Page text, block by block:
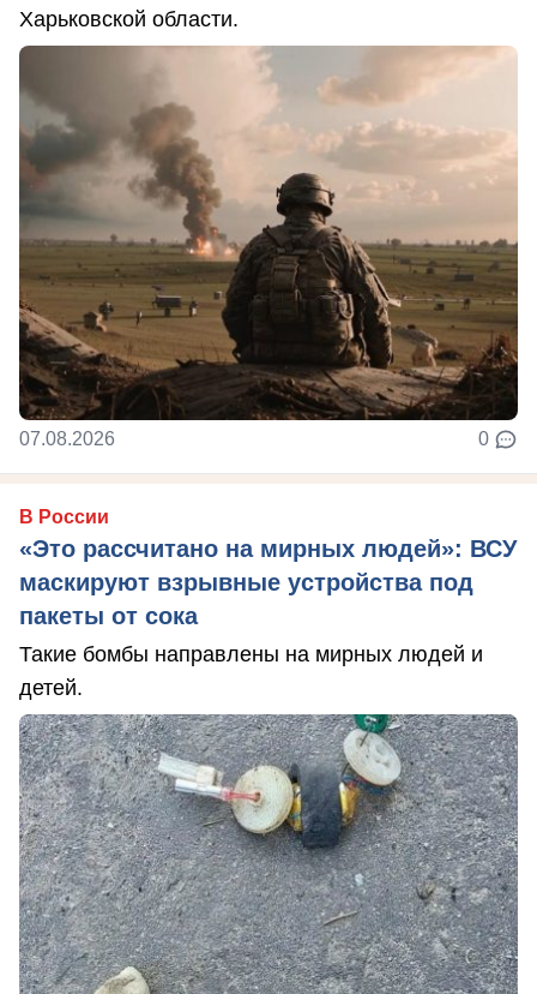
Харьковской области.
07.08.2026 0
В России
«Это рассчитано на мирных людей»: ВСУ
маскируют взрывные устройства под
пакеты от сока
Такие бомбы направлены на мирных людей и
детей.